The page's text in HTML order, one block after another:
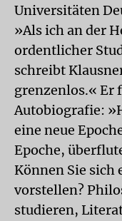
Universitäten
»Als ich an der
ordentlicher
schreibt
grenzenlos.« Er
Autobiografie:
eine neue
Epoche,
Können Sie sich
vorstellen?
studieren,